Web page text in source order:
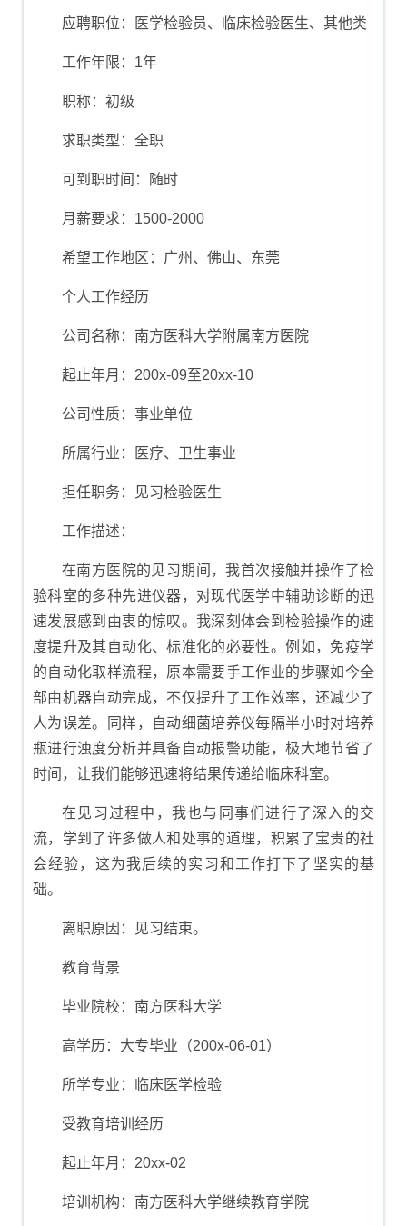
应聘职位：医学检验员、临床检验医生、其他类
工作年限：1年
职称：初级
求职类型：全职
可到职时间：随时
月薪要求：1500-2000
希望工作地区：广州、佛山、东莞
个人工作经历
公司名称：南方医科大学附属南方医院
起止年月：200x-09至20xx-10
公司性质：事业单位
所属行业：医疗、卫生事业
担任职务：见习检验医生
工作描述：
在南方医院的见习期间，我首次接触并操作了检
验科室的多种先进仪器，对现代医学中辅助诊断的迅
速发展感到由衷的惊叹。我深刻体会到检验操作的速
度提升及其自动化、标准化的必要性。例如，免疫学
的自动化取样流程，原本需要手工作业的步骤如今全
部由机器自动完成，不仅提升了工作效率，还减少了
人为误差。同样，自动细菌培养仪每隔半小时对培养
瓶进行浊度分析并具备自动报警功能，极大地节省了
时间，让我们能够迅速将结果传递给临床科室。
在见习过程中，我也与同事们进行了深入的交
流，学到了许多做人和处事的道理，积累了宝贵的社
会经验，这为我后续的实习和工作打下了坚实的基
础。
离职原因：见习结束。
教育背景
毕业院校：南方医科大学
高学历：大专毕业（200x-06-01）
所学专业：临床医学检验
受教育培训经历
起止年月：20xx-02
培训机构：南方医科大学继续教育学院